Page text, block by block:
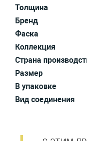
Толщина
Бренд
Фаска
Коллекция
Страна
Размер
В упаковке
Вид соединения